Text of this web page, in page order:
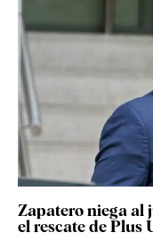
Zapatero niega al
el rescate de Plus